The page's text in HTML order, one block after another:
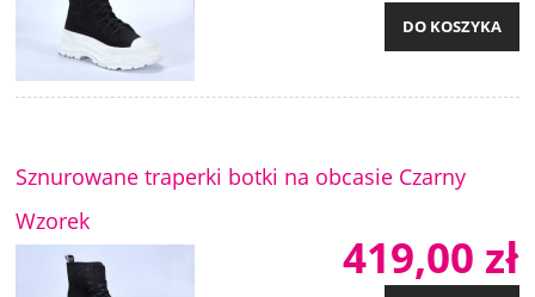
DO KOSZYKA
Sznurowane traperki botki na obcasie Czarny
Wzorek
419,00 zł